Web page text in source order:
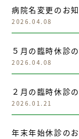
病院名変更のお
2026.04.08
５月の臨時休診
2026.04.08
２月の臨時休診
2026.01.21
年末年始休診の